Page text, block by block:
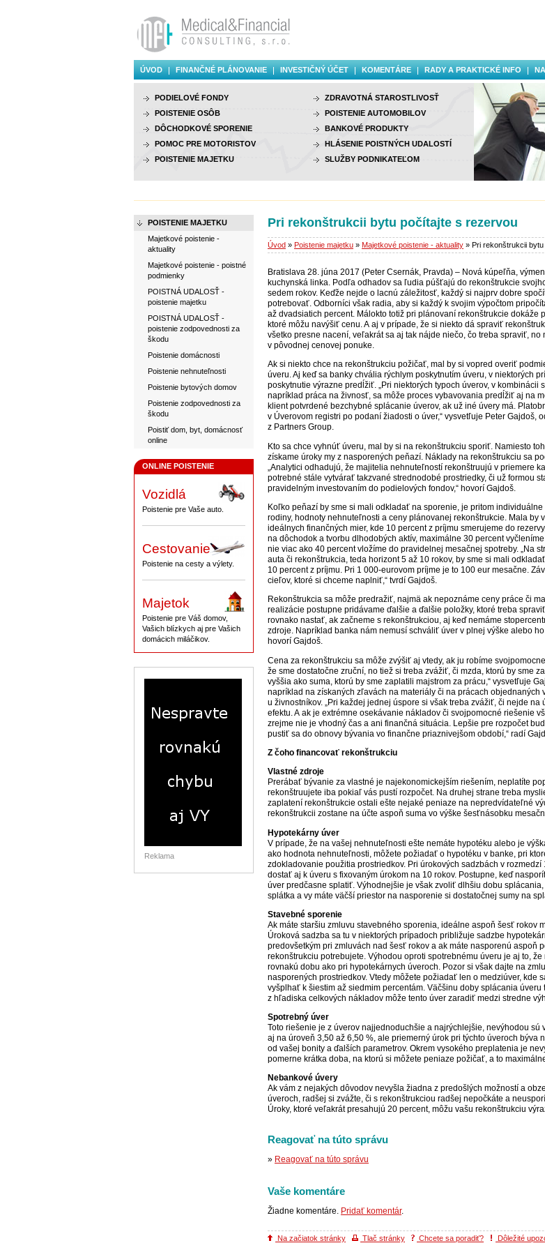
ÚVOD FINANČNÉ PLÁNOVANIE INVESTIČNÝ ÚČET KOMENTÁRE RADY A PRAKTICKÉ INFO
PODIELOVÉ FONDY
POISTENIE OSÔB
DÔCHODKOVÉ SPORENIE
POMOC PRE MOTORISTOV
POISTENIE MAJETKU
ZDRAVOTNÁ STAROSTLIVOSŤ
POISTENIE AUTOMOBILOV
BANKOVÉ PRODUKTY
HLÁSENIE POISTNÝCH UDALOSTÍ
SLUŽBY PODNIKATEĽOM
POISTENIE MAJETKU
Majetkové poistenie -
aktuality
Majetkové poistenie - poistné
podmienky
POISTNÁ UDALOSŤ -
poistenie majetku
POISTNÁ UDALOSŤ -
poistenie zodpovednosti za
škodu
Poistenie domácnosti
Poistenie nehnuteľnosti
Poistenie bytových domov
Poistenie zodpovednosti za
škodu
Poistiť dom, byt, domácnosť
online
ONLINE POISTENIE
Vozidlá
Poistenie pre Vaše auto.
Cestovanie
Poistenie na cesty a výlety.
Majetok
Poistenie pre Váš domov,
Vašich blízkych aj pre Vašich
domácich miláčikov.
Reklama
Pri rekonštrukcii bytu počítajte s rezervou
Úvod » Poistenie majetku » Majetkové poistenie - aktuality » Pri rekonštrukcii
Bratislava 28. júna 2017 (Peter Csernák, Pravda) – Nová kúpeľňa,
kuchynská linka. Podľa odhadov sa ľudia púšťajú do rekonštrukcie
sedem rokov. Keďže nejde o lacnú záležitosť, každý si najprv dobre
potrebovať. Odborníci však radia, aby si každý k svojim výpočtom
až dvadsiatich percent. Málokto totiž pri plánovaní rekonštrukcie dokáže
ktoré môžu navýšiť cenu. A aj v prípade, že si niekto dá spraviť
všetko presne nacení, veľakrát sa aj tak nájde niečo, čo treba spraviť, no
v pôvodnej cenovej ponuke.
Ak si niekto chce na rekonštrukciu požičať, mal by si vopred overiť
úveru. Aj keď sa banky chvália rýchlym poskytnutím úveru, v niektorých
poskytnutie výrazne predĺžiť. „Pri niektorých typoch úverov, v kombinácii
napríklad práca na živnosť, sa môže proces vybavovania predĺžiť aj na
klient potvrdené bezchybné splácanie úverov, ak už iné úvery má.
v Úverovom registri po podaní žiadosti o úver,“ vysvetľuje Peter Gajdoš,
z Partners Group.
Kto sa chce vyhnúť úveru, mal by si na rekonštrukciu sporiť. Namiesto
získame úroky my z nasporených peňazí. Náklady na rekonštrukciu sa
„Analytici odhadujú, že majitelia nehnuteľností rekonštruujú v priemere
potrebné stále vytvárať takzvané strednodobé prostriedky, či už formou
pravidelným investovaním do podielových fondov,“ hovorí Gajdoš.
Koľko peňazí by sme si mali odkladať na sporenie, je pritom
rodiny, hodnoty nehnuteľnosti a ceny plánovanej rekonštrukcie. Mala by
ideálnych finančných mier, kde 10 percent z príjmu smerujeme do
na dôchodok a tvorbu dlhodobých aktív, maximálne 30 percent
nie viac ako 40 percent vložíme do pravidelnej mesačnej spotreby. „Na
auta či rekonštrukcia, teda horizont 5 až 10 rokov, by sme si mali
10 percent z príjmu. Pri 1 000-eurovom príjme je to 100 eur mesačne.
cieľov, ktoré si chceme naplniť,“ tvrdí Gajdoš.
Rekonštrukcia sa môže predražiť, najmä ak nepoznáme ceny práce či
realizácie postupne pridávame ďalšie a ďalšie položky, ktoré treba
rovnako nastať, ak začneme s rekonštrukciou, aj keď nemáme
zdroje. Napríklad banka nám nemusí schváliť úver v plnej výške alebo
hovorí Gajdoš.
Cena za rekonštrukciu sa môže zvýšiť aj vtedy, ak ju robíme
že sme dostatočne zruční, no tiež si treba zvážiť, či mzda, ktorú by sme
vyššia ako suma, ktorú by sme zaplatili majstrom za prácu,“ vysvetľuje
napríklad na získaných zľavách na materiály či na prácach objednaných
u živnostníkov. „Pri každej jednej úspore si však treba zvážiť, či nejde na
efektu. A ak je extrémne osekávanie nákladov či svojpomocné riešenie
zrejme nie je vhodný čas a ani finančná situácia. Lepšie pre rozpočet
pustiť sa do obnovy bývania vo finančne priaznivejšom období,“ radí
Z čoho financovať rekonštrukciu
Vlastné zdroje
Prerábať bývanie za vlastné je najekonomickejším riešením, neplatíte
rekonštruujete iba pokiaľ vás pustí rozpočet. Na druhej strane treba
zaplatení rekonštrukcie ostali ešte nejaké peniaze na nepredvídateľné
rekonštrukcii zostane na účte aspoň suma vo výške šesťnásobku
Hypotekárny úver
V prípade, že na vašej nehnuteľnosti ešte nemáte hypotéku alebo je
ako hodnota nehnuteľnosti, môžete požiadať o hypotéku v banke, pri
zdokladovanie použitia prostriedkov. Pri úrokových sadzbách v rozmedzí
dostať aj k úveru s fixovaným úrokom na 10 rokov. Postupne, keď
úver predčasne splatiť. Výhodnejšie je však zvoliť dlhšiu dobu
splátka a vy máte väčší priestor na nasporenie si dostatočnej sumy na
Stavebné sporenie
Ak máte staršiu zmluvu stavebného sporenia, ideálne aspoň šesť rokov
Úroková sadzba sa tu v niektorých prípadoch približuje sadzbe
predovšetkým pri zmluvách nad šesť rokov a ak máte nasporenú aspoň
rekonštrukciu potrebujete. Výhodou oproti spotrebnému úveru je aj to,
rovnakú dobu ako pri hypotekárnych úveroch. Pozor si však dajte na
nasporených prostriedkov. Vtedy môžete požiadať len o medziúver, kde
vyšplhať k šiestim až siedmim percentám. Väčšinu doby splácania úveru
z hľadiska celkových nákladov môže tento úver zaradiť medzi stredne
Spotrebný úver
Toto riešenie je z úverov najjednoduchšie a najrýchlejšie, nevýhodou sú
aj na úroveň 3,50 až 6,50 %, ale priemerný úrok pri týchto úveroch býva
od vašej bonity a ďalších parametrov. Okrem vysokého preplatenia je
pomerne krátka doba, na ktorú si môžete peniaze požičať, a to
Nebankové úvery
Ak vám z nejakých dôvodov nevyšla žiadna z predošlých možností a
úveroch, radšej si zvážte, či s rekonštrukciou radšej nepočkáte a
Úroky, ktoré veľakrát presahujú 20 percent, môžu vašu rekonštrukciu
Reagovať na túto správu
» Reagovať na túto správu
Vaše komentáre
Žiadne komentáre. Pridať komentár.
Na začiatok stránky Tlač stránky Chcete sa poradiť? Dôležité